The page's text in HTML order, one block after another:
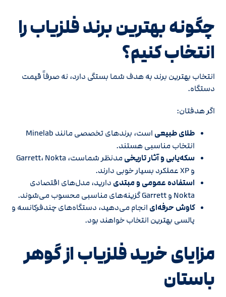
چگونه بهترین برند فلزیاب را
انتخاب کنیم؟
انتخاب بهترین برند به هدف شما بستگی دارد، نه صرفاً قیمت
دستگاه.
اگر هدفتان:
طلای طبیعی
است، برندهای تخصصی مانند Minelab
انتخاب مناسبی هستند.
سکه‌یابی و آثار تاریخی
مدنظر شماست، Garrett، Nokta
و XP عملکرد بسیار خوبی دارند.
استفاده عمومی و مبتدی دارید، مدل‌های اقتصادی
Nokta و Garrett گزینه‌های مناسبی محسوب می‌شوند.
کاوش حرفه‌ای انجام می‌دهید، دستگاه‌های چندفرکانسه و
پالسی بهترین انتخاب خواهند بود.
مزایای خرید فلزیاب از گوهر
باستان